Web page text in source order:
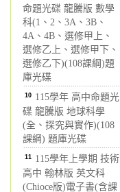
命題光碟 龍騰版 數學
科(1、2、3A、3B、
4A、4B、選修甲上、
選修乙上、選修甲下、
選修乙下)(108課綱)題
庫光碟
10 115學年 高中命題光
碟 龍騰版 地球科學
(全、探究與實作)(108
課綱) 題庫光碟
11 115學年上學期 技術
高中 翰林版 英文科
(Chioce版)電子書(含課